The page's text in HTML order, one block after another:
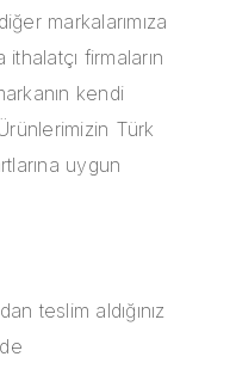
markalarımıza
firmaların
kendi
Türk
uygun
teslim aldığınız